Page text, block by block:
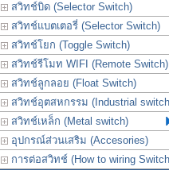
สวิทช์บิด (Selector Switch)
สวิทช์แบตเตอรี่ (Selector Switch)
สวิทช์โยก (Toggle Switch)
สวิทช์รีโมท WIFI (Remote Switch)
สวิทช์ลูกลอย (Float Switch)
สวิทช์อุตสหกรรม (Industrial
สวิทช์เหล็ก (Metal switch)
อุปกรณ์ส่วนเสริม (Accesories)
การต่อสวิทช์ (How to wiring